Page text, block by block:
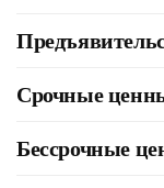
Срочные
Бессрочные